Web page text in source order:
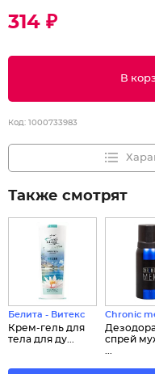
314 ₽
В
Код: 1000733983
Также смотрят
Белита - Витекс
Крем-гель для
тела для ду...
Chronic
спрей